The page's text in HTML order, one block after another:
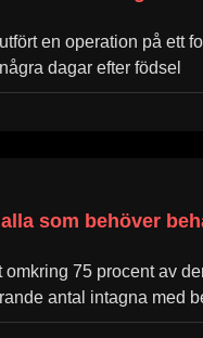
en operation på ett
dagar efter födsel
som behöver
75 procent av
antal intagna med